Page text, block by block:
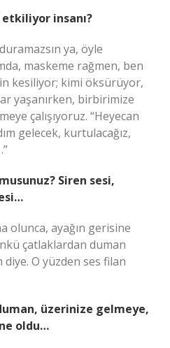
insanı?
ya, öyle
maskeme rağmen, ben
kesiliyor; kimi öksürüyor,
yaşanırken, birbirimize
çalışıyoruz. “Heyecan
gelecek, kurtulacağız,
Siren sesi,
olunca, ayağın gerisine
çatlaklardan duman
diye. O yüzden ses filan
üzerinize gelmeye,
oldu…